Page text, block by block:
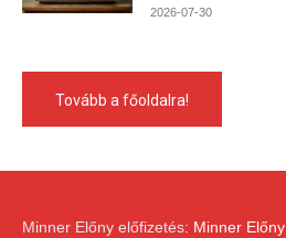
2026-07-30
Tovább a főoldalra!
Minner Előny előfizetés: Minner Előny